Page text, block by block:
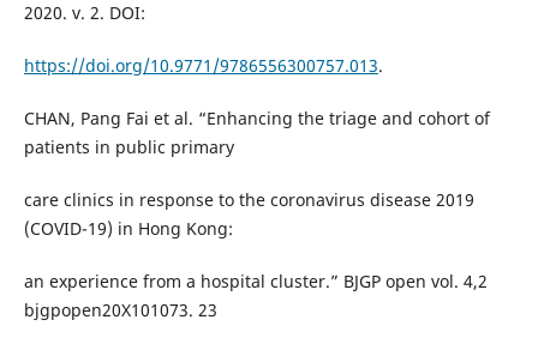
2020. v. 2. DOI:
https://doi.org/10.9771/9786556300757.013.
CHAN, Pang Fai et al. “Enhancing the triage and cohort of
patients in public primary
care clinics in response to the coronavirus disease 2019
(COVID-19) in Hong Kong:
an experience from a hospital cluster.” BJGP open vol. 4,2
bjgpopen20X101073. 23